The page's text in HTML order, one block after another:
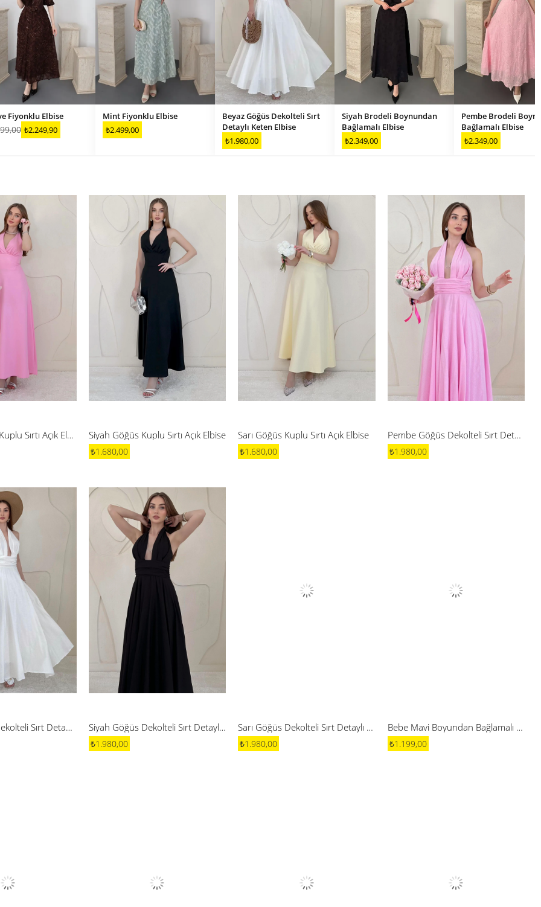
Kahve Fiyonklu Elbise
₺2.249,90
Mint Fiyonklu Elbise
₺2.499,00
Beyaz Göğüs Dekolteli Sırt
Detaylı Keten Elbise
₺1.980,00
Siyah Brodeli Boynundan
Bağlamalı Elbise
₺2.349,00
Pembe Brodeli
Bağlamalı Elbise
₺2.349,00
Pembe Göğüs Kuplu Sırtı Açık Elbise Siyah Göğüs Kuplu Sırtı Açık Elbise
₺1.680,00
Sarı Göğüs Kuplu Sırtı Açık Elbise
₺1.680,00
Pembe Göğüs Dekolteli Sırt Detaylı Keten Elbise
₺1.980,00
Beyaz Göğüs Dekolteli Sırt Detaylı Keten Elbise Siyah Göğüs Dekolteli Sırt Detaylı Keten Elbise
₺1.980,00
Sarı Göğüs Dekolteli Sırt Detaylı Keten Elbise
₺1.980,00
Bebe Mavi Boyundan Bağlamalı Keten Elbise
₺1.199,00